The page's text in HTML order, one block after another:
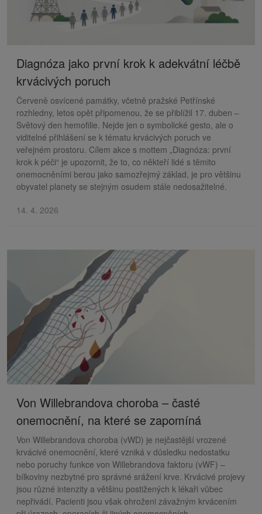
Diagnóza jako první krok k adekvátní léčbě
krvácivých poruch
Červeně osvícené památky, včetně pražské Petřínské
rozhledny, letos opět připomenou, že se přiblížil 17. duben –
Světový den hemofilie. Nejde jen o symbolické gesto, ale o
viditelné přihlášení se k tématu krvácivých poruch ve
veřejném prostoru. Cílem akce s mottem „Diagnóza: první
krok k péči“ je upozornit, že to, co někteří lidé s těmito
onemocněními berou jako samozřejmý základ, je pro většinu
obyvatel planety se stejným osudem stále nedosažitelné.
14. 4. 2026
Von Willebrandova choroba – časté
onemocnění, na které se zapomíná
Von Willebrandova choroba (vWD) je nejčastější vrozené
krvácivé onemocnění, které vzniká v důsledku nedostatku
nebo poruchy funkce von Willebrandova faktoru (vWF) –
bílkoviny nezbytné pro správné srážení krve. Krvácivé projevy
jsou různé intenzity a většinu postižených k lékaři vůbec
nepřivádí. Pacienti jsou však ohroženi závažným krvácením